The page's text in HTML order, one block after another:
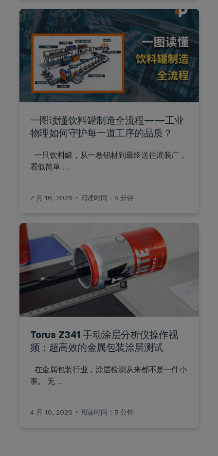
一图读懂饮料罐制造全流程——工业
物理如何守护每一道工序的品质？
一只饮料罐，从一卷铝材到最终送往灌装厂，
看似简单 …
7 月 16, 2026 阅读时间：5 分钟
Torus Z341 手动涂层分析仪操作视
频：超高效的金属包装涂层测试
在金属包装行业，涂层检测从来都不是一件小
事。 无 …
4 月 16, 2026 阅读时间：5 分钟